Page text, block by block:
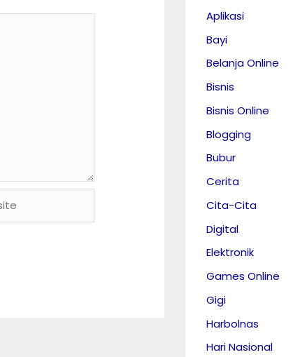
Aplikasi
Bayi
Belanja Online
Bisnis
Bisnis Online
Blogging
Bubur
Cerita
Cita-Cita
Digital
Elektronik
Games Online
Gigi
Harbolnas
Hari Nasional